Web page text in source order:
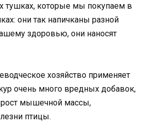
тушках, которые мы покупаем в
они так напичканы разной
здоровью, они наносят
хозяйство применяет
очень много вредных добавок,
мышечной массы,
птицы.